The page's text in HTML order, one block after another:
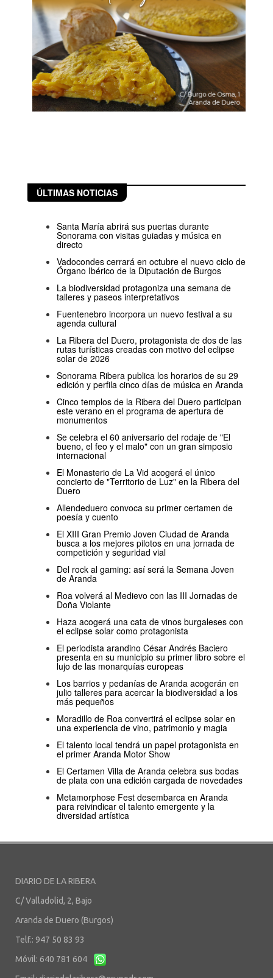
ÚLTIMAS NOTICIAS
Santa María abrirá sus puertas durante
Sonorama con visitas guiadas y música en
directo
Vadocondes cerrará en octubre el nuevo ciclo de
Órgano Ibérico de la Diputación de Burgos
La biodiversidad protagoniza una semana de
talleres y paseos interpretativos
Fuentenebro incorpora un nuevo festival a su
agenda cultural
La Ribera del Duero, protagonista de dos de las
rutas turísticas creadas con motivo del eclipse
solar de 2026
Sonorama Ribera publica los horarios de su 29
edición y perfila cinco días de música en Aranda
Cinco templos de la Ribera del Duero participan
este verano en el programa de apertura de
monumentos
Se celebra el 60 aniversario del rodaje de "El
bueno, el feo y el malo" con un gran simposio
internacional
El Monasterio de La Vid acogerá el único
concierto de "Territorio de Luz" en la Ribera del
Duero
Allendeduero convoca su primer certamen de
poesía y cuento
El XIII Gran Premio Joven Ciudad de Aranda
busca a los mejores pilotos en una jornada de
competición y seguridad vial
Del rock al gaming: así será la Semana Joven
de Aranda
Roa volverá al Medievo con las III Jornadas de
Doña Violante
Haza acogerá una cata de vinos burgaleses con
el eclipse solar como protagonista
El periodista arandino César Andrés Baciero
presenta en su municipio su primer libro sobre el
lujo de las monarquías europeas
Los barrios y pedanías de Aranda acogerán en
julio talleres para acercar la biodiversidad a los
más pequeños
Moradillo de Roa convertirá el eclipse solar en
una experiencia de vino, patrimonio y magia
El talento local tendrá un papel protagonista en
el primer Aranda Motor Show
El Certamen Villa de Aranda celebra sus bodas
de plata con una edición cargada de novedades
Metamorphose Fest desembarca en Aranda
para reivindicar el talento emergente y la
diversidad artística
DIARIO DE LA RIBERA
C/ Valladolid, 2, Bajo
Aranda de Duero (Burgos)
Telf.: 947 50 83 93
Móvil: 640 781 604